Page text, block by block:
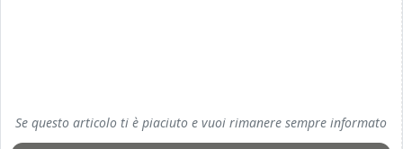
Se questo articolo ti è piaciuto e vuoi rimanere sempre informato